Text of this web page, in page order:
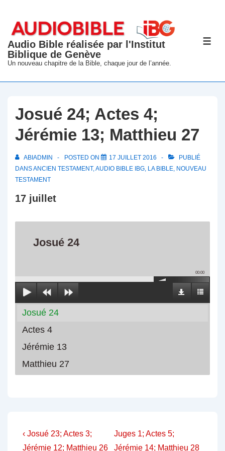
passer
contenu
principal
Audio Bible réalisée par l'Institut
Biblique de Genève
Un nouveau chapitre de la Bible, chaque jour de l’année.
Josué 24; Actes 4;
Jérémie 13; Matthieu 27
ABIADMIN POSTED ON 17 JUILLET 2016
PUBLIÉ
DANSANCIEN TESTAMENT,AUDIO BIBLE IBG, LA BIBLE, NOUVEAU
TESTAMENT
17 juillet
Josué 24
00:00
Josué 24
Actes 4
Jérémie 13
Matthieu 27
Navigation
Previous
Post
‹ Josué 23; Actes 3;
Jérémie 12; Matthieu 26
Next
Post
Juges 1; Actes 5;
Jérémie 14; Matthieu 28